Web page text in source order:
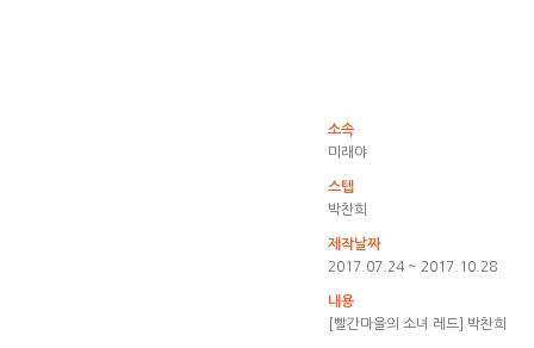
소속
미래야
스텝
박찬희
제작날짜
2017.07.24 ~ 2017.10.28
내용
[빨간마을의 소녀 레드] 박찬희